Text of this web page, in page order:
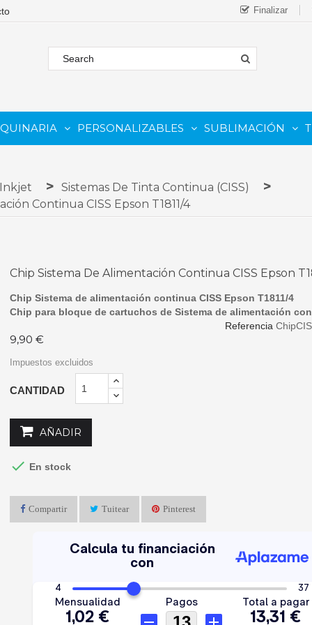
Finalizar
PERSONALIZABLES SUBLIMACIÓN
Sistemas De Tinta Continua (CISS)
Continua CISS Epson T1811/4
Chip Sistema De Alimentación Continua CISS Epson
Chip Sistema de alimentación continua CISS Epson T1811/4
Chip para bloque de cartuchos de Sistema de alimentación
Referencia
9,90 €
Impuestos excluidos
CANTIDAD
AÑADIR
 En stock
Compartir Tuitear Pinterest